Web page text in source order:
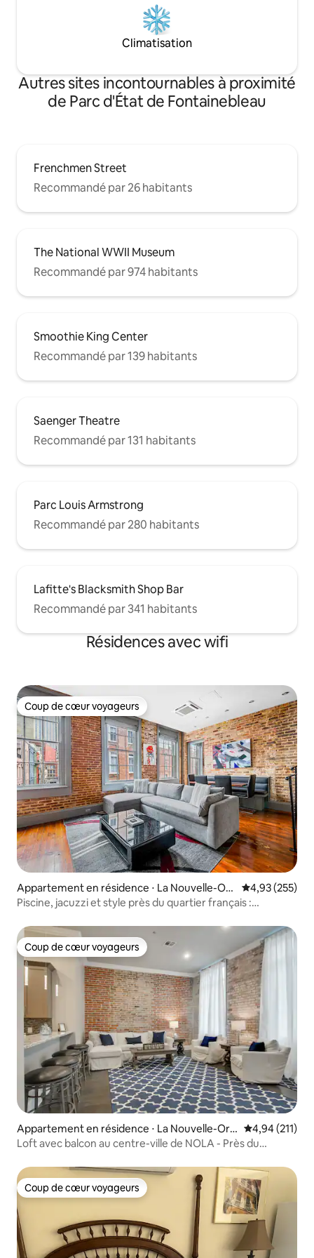
Climatisation
Autres sites incontournables à proximité
de Parc d'État de Fontainebleau
Frenchmen Street
Recommandé par 26 habitants
The National WWII Museum
Recommandé par 974 habitants
Smoothie King Center
Recommandé par 139 habitants
Saenger Theatre
Recommandé par 131 habitants
Parc Louis Armstrong
Recommandé par 280 habitants
Lafitte's Blacksmith Shop Bar
Recommandé par 341 habitants
Résidences avec wifi
Coup de cœur voyageurs
Coup de cœur voyageurs
Appartement en résidence ⋅ La Nouvelle-Orl
éans
Évaluation
4,93 (255)
Piscine, jacuzzi et style près du quartier français :
Coup de cœur voyageurs
Coup de cœur voyageurs
Appartement en résidence ⋅ La Nouvelle-Orlé
ans
Évaluation
4,94 (211)
Loft avec balcon au centre-ville de NOLA - Près du
Coup de cœur voyageurs
Coup de cœur voyageurs